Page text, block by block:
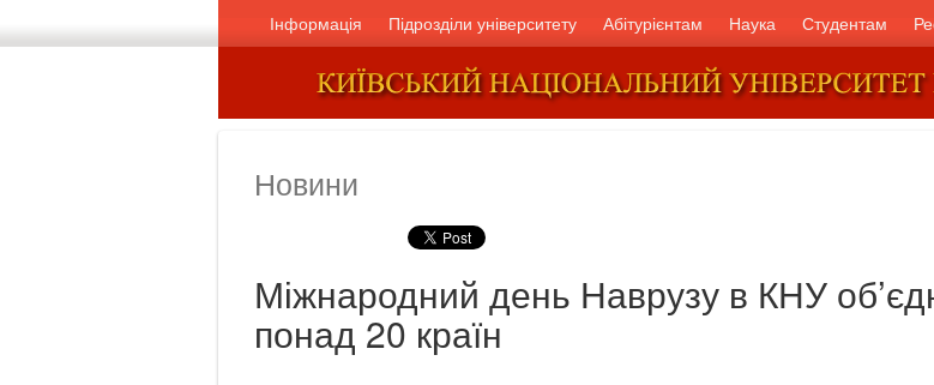
Інформація Підрозділи університету Абітурієнтам Наука Студентам
Новини
Міжнародний день Наврузу в КНУ
понад 20 країн